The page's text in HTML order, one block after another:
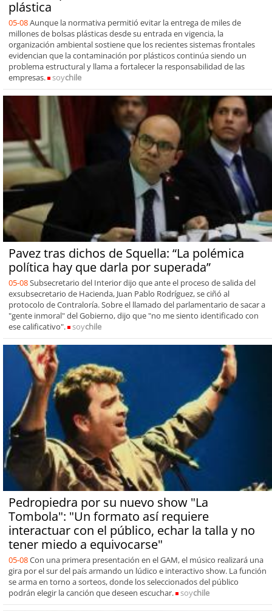
plástica
05-08Aunque la normativa permitió evitar la entrega de miles de
millones de bolsas plásticas desde su entrada en vigencia, la
organización ambiental sostiene que los recientes sistemas frontales
evidencian que la contaminación por plásticos continúa siendo un
problema estructural y llama a fortalecer la responsabilidad de las
empresas.
soychile
Pavez tras dichos de Squella: “La polémica
política hay que darla por superada”
05-08Subsecretario del Interior dijo que ante el proceso de salida del
exsubsecretario de Hacienda, Juan Pablo Rodríguez, se ciñó al
protocolo de Contraloría. Sobre el llamado del parlamentario de sacar a
"gente inmoral" del Gobierno, dijo que "no me siento identificado con
ese calificativo".
soychile
Pedropiedra por su nuevo show "La
Tombola": "Un formato así requiere
interactuar con el público, echar la talla y no
tener miedo a equivocarse"
05-08Con una primera presentación en el GAM, el músico realizará una
gira por el sur del país armando un lúdico e interactivo show. La función
se arma en torno a sorteos, donde los seleccionados del público
podrán elegir la canción que deseen escuchar.
soychile